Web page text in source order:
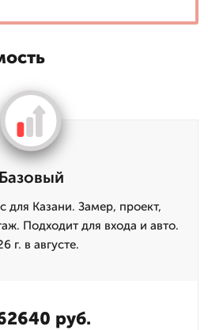
Базовый
для Казани. Замер, проект,
Подходит для входа и авто.
г. в августе.
руб.